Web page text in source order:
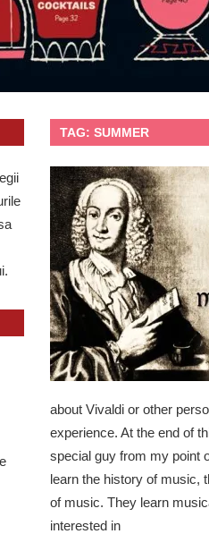
TAG:SUMMER
about Vivaldi or other
experience. At the end of
special guy from my point
learn the history of music,
of music. They learn
interested in